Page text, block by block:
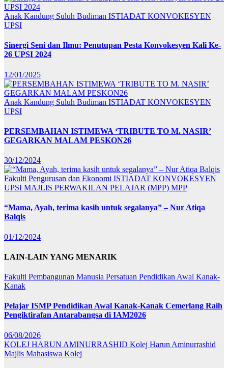
Anak Kandung Suluh Budiman ISTIADAT KONVOKESYEN
UPSI
Sinergi Seni dan Ilmu: Penutupan Pesta Konvokesyen Kali Ke-
26 UPSI 2024
12/01/2025
Anak Kandung Suluh Budiman ISTIADAT KONVOKESYEN
UPSI
PERSEMBAHAN ISTIMEWA ‘TRIBUTE TO M. NASIR’
GEGARKAN MALAM PESKON26
30/12/2024
Fakulti Pengurusan dan Ekonomi ISTIADAT KONVOKESYEN
UPSI MAJLIS PERWAKILAN PELAJAR (MPP) MPP
“Mama, Ayah, terima kasih untuk segalanya” – Nur Atiqa
Balqis
01/12/2024
LAIN-LAIN YANG MENARIK
Fakulti Pembangunan Manusia Persatuan Pendidikan Awal Kanak-
Kanak
Pelajar ISMP Pendidikan Awal Kanak-Kanak Cemerlang Raih
Pengiktirafan Antarabangsa di IAM2026
06/08/2026
KOLEJ HARUN AMINURRASHID Kolej Harun Aminurrashid
Majlis Mahasiswa Kolej